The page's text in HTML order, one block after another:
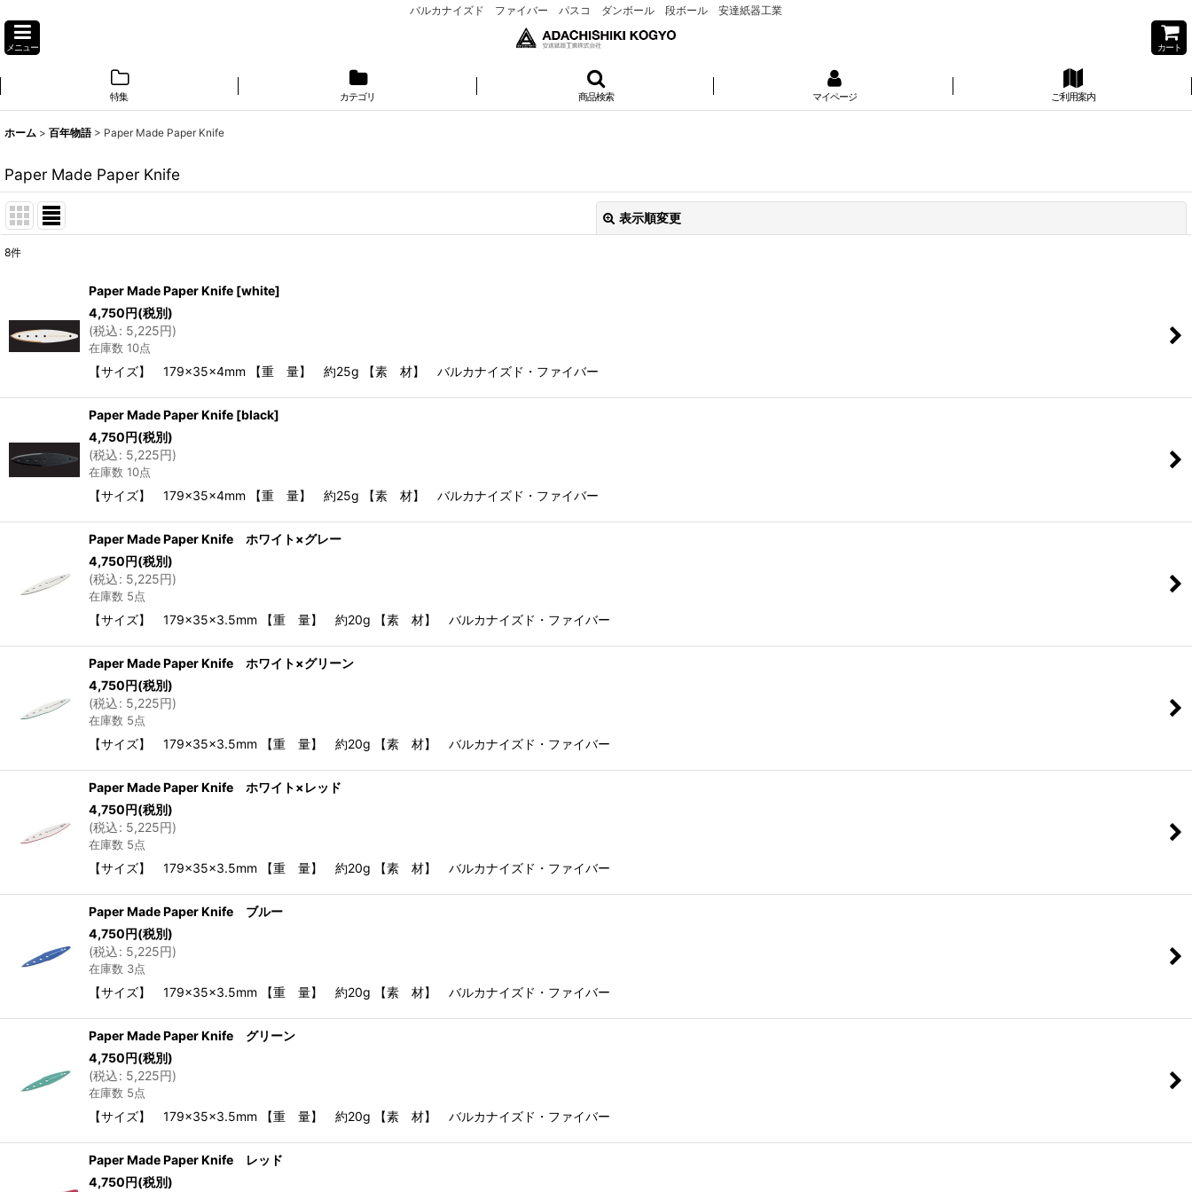
バルカナイズド ファイバー パスコ ダンボール 段ボール 安達紙器工業
メニュー カート
特集 カテゴリ 商品検索 マイページ ご利用案内
ホーム > 百年物語 > Paper Made Paper Knife
Paper Made Paper Knife
表示順変更
並び順:
絞り込む
8件
Paper Made Paper Knife [white]
4,750円(税別)
(税込: 5,225円)
在庫数 10点
【サイズ】 179×35×4mm 【重 量】 約25g 【素 材】 バルカナイズド・ファイバー
Paper Made Paper Knife [black]
4,750円(税別)
(税込: 5,225円)
在庫数 10点
【サイズ】 179×35×4mm 【重 量】 約25g 【素 材】 バルカナイズド・ファイバー
Paper Made Paper Knife ホワイト×グレー
4,750円(税別)
(税込: 5,225円)
在庫数 5点
【サイズ】 179×35×3.5mm 【重 量】 約20g 【素 材】 バルカナイズド・ファイバー
Paper Made Paper Knife ホワイト×グリーン
4,750円(税別)
(税込: 5,225円)
在庫数 5点
【サイズ】 179×35×3.5mm 【重 量】 約20g 【素 材】 バルカナイズド・ファイバー
Paper Made Paper Knife ホワイト×レッド
4,750円(税別)
(税込: 5,225円)
在庫数 5点
【サイズ】 179×35×3.5mm 【重 量】 約20g 【素 材】 バルカナイズド・ファイバー
Paper Made Paper Knife ブルー
4,750円(税別)
(税込: 5,225円)
在庫数 3点
【サイズ】 179×35×3.5mm 【重 量】 約20g 【素 材】 バルカナイズド・ファイバー
Paper Made Paper Knife グリーン
4,750円(税別)
(税込: 5,225円)
在庫数 5点
【サイズ】 179×35×3.5mm 【重 量】 約20g 【素 材】 バルカナイズド・ファイバー
Paper Made Paper Knife レッド
4,750円(税別)